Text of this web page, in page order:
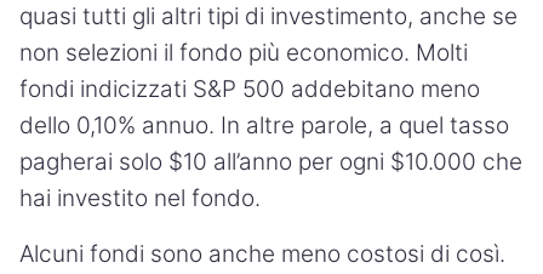
quasi tutti gli altri tipi di investimento, anche se
non selezioni il fondo più economico. Molti
fondi indicizzati S&P 500 addebitano meno
dello 0,10% annuo. In altre parole, a quel tasso
pagherai solo $10 all’anno per ogni $10.000 che
hai investito nel fondo.
Alcuni fondi sono anche meno costosi di così.